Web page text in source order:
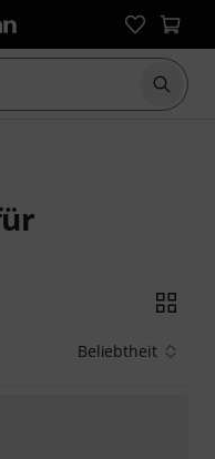
Suche
Beliebtheit